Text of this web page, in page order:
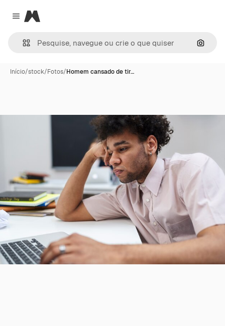
Close menu
Magnific
Início/stock/Fotos/Homem cansado de tir…